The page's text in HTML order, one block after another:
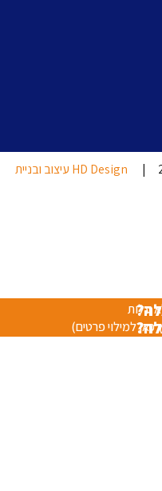
HD Design עיצוב ובניית
עלות
כאן למילוי פרטים)